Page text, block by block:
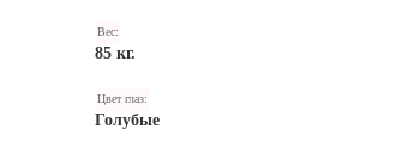
Вес:
85 кг.
Цвет глаз:
Голубые